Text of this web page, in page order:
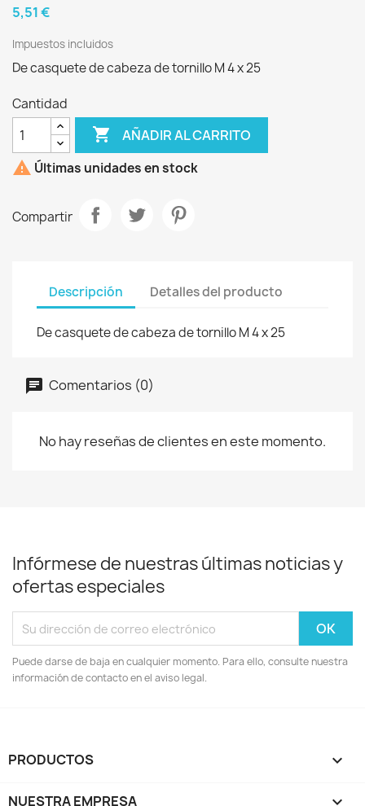
5,51 €
Impuestos incluidos
De casquete de cabeza de tornillo M 4 x 25
Cantidad
 AÑADIR AL CARRITO
 Últimas unidades en stock
Compartir
Descripción Detalles del producto
De casquete de cabeza de tornillo M 4 x 25
Comentarios (0)
No hay reseñas de clientes en este momento.
Infórmese de nuestras últimas noticias y
ofertas especiales
Puede darse de baja en cualquier momento. Para ello, consulte nuestra
información de contacto en el aviso legal.
PRODUCTOS 
NUESTRA EMPRESA 